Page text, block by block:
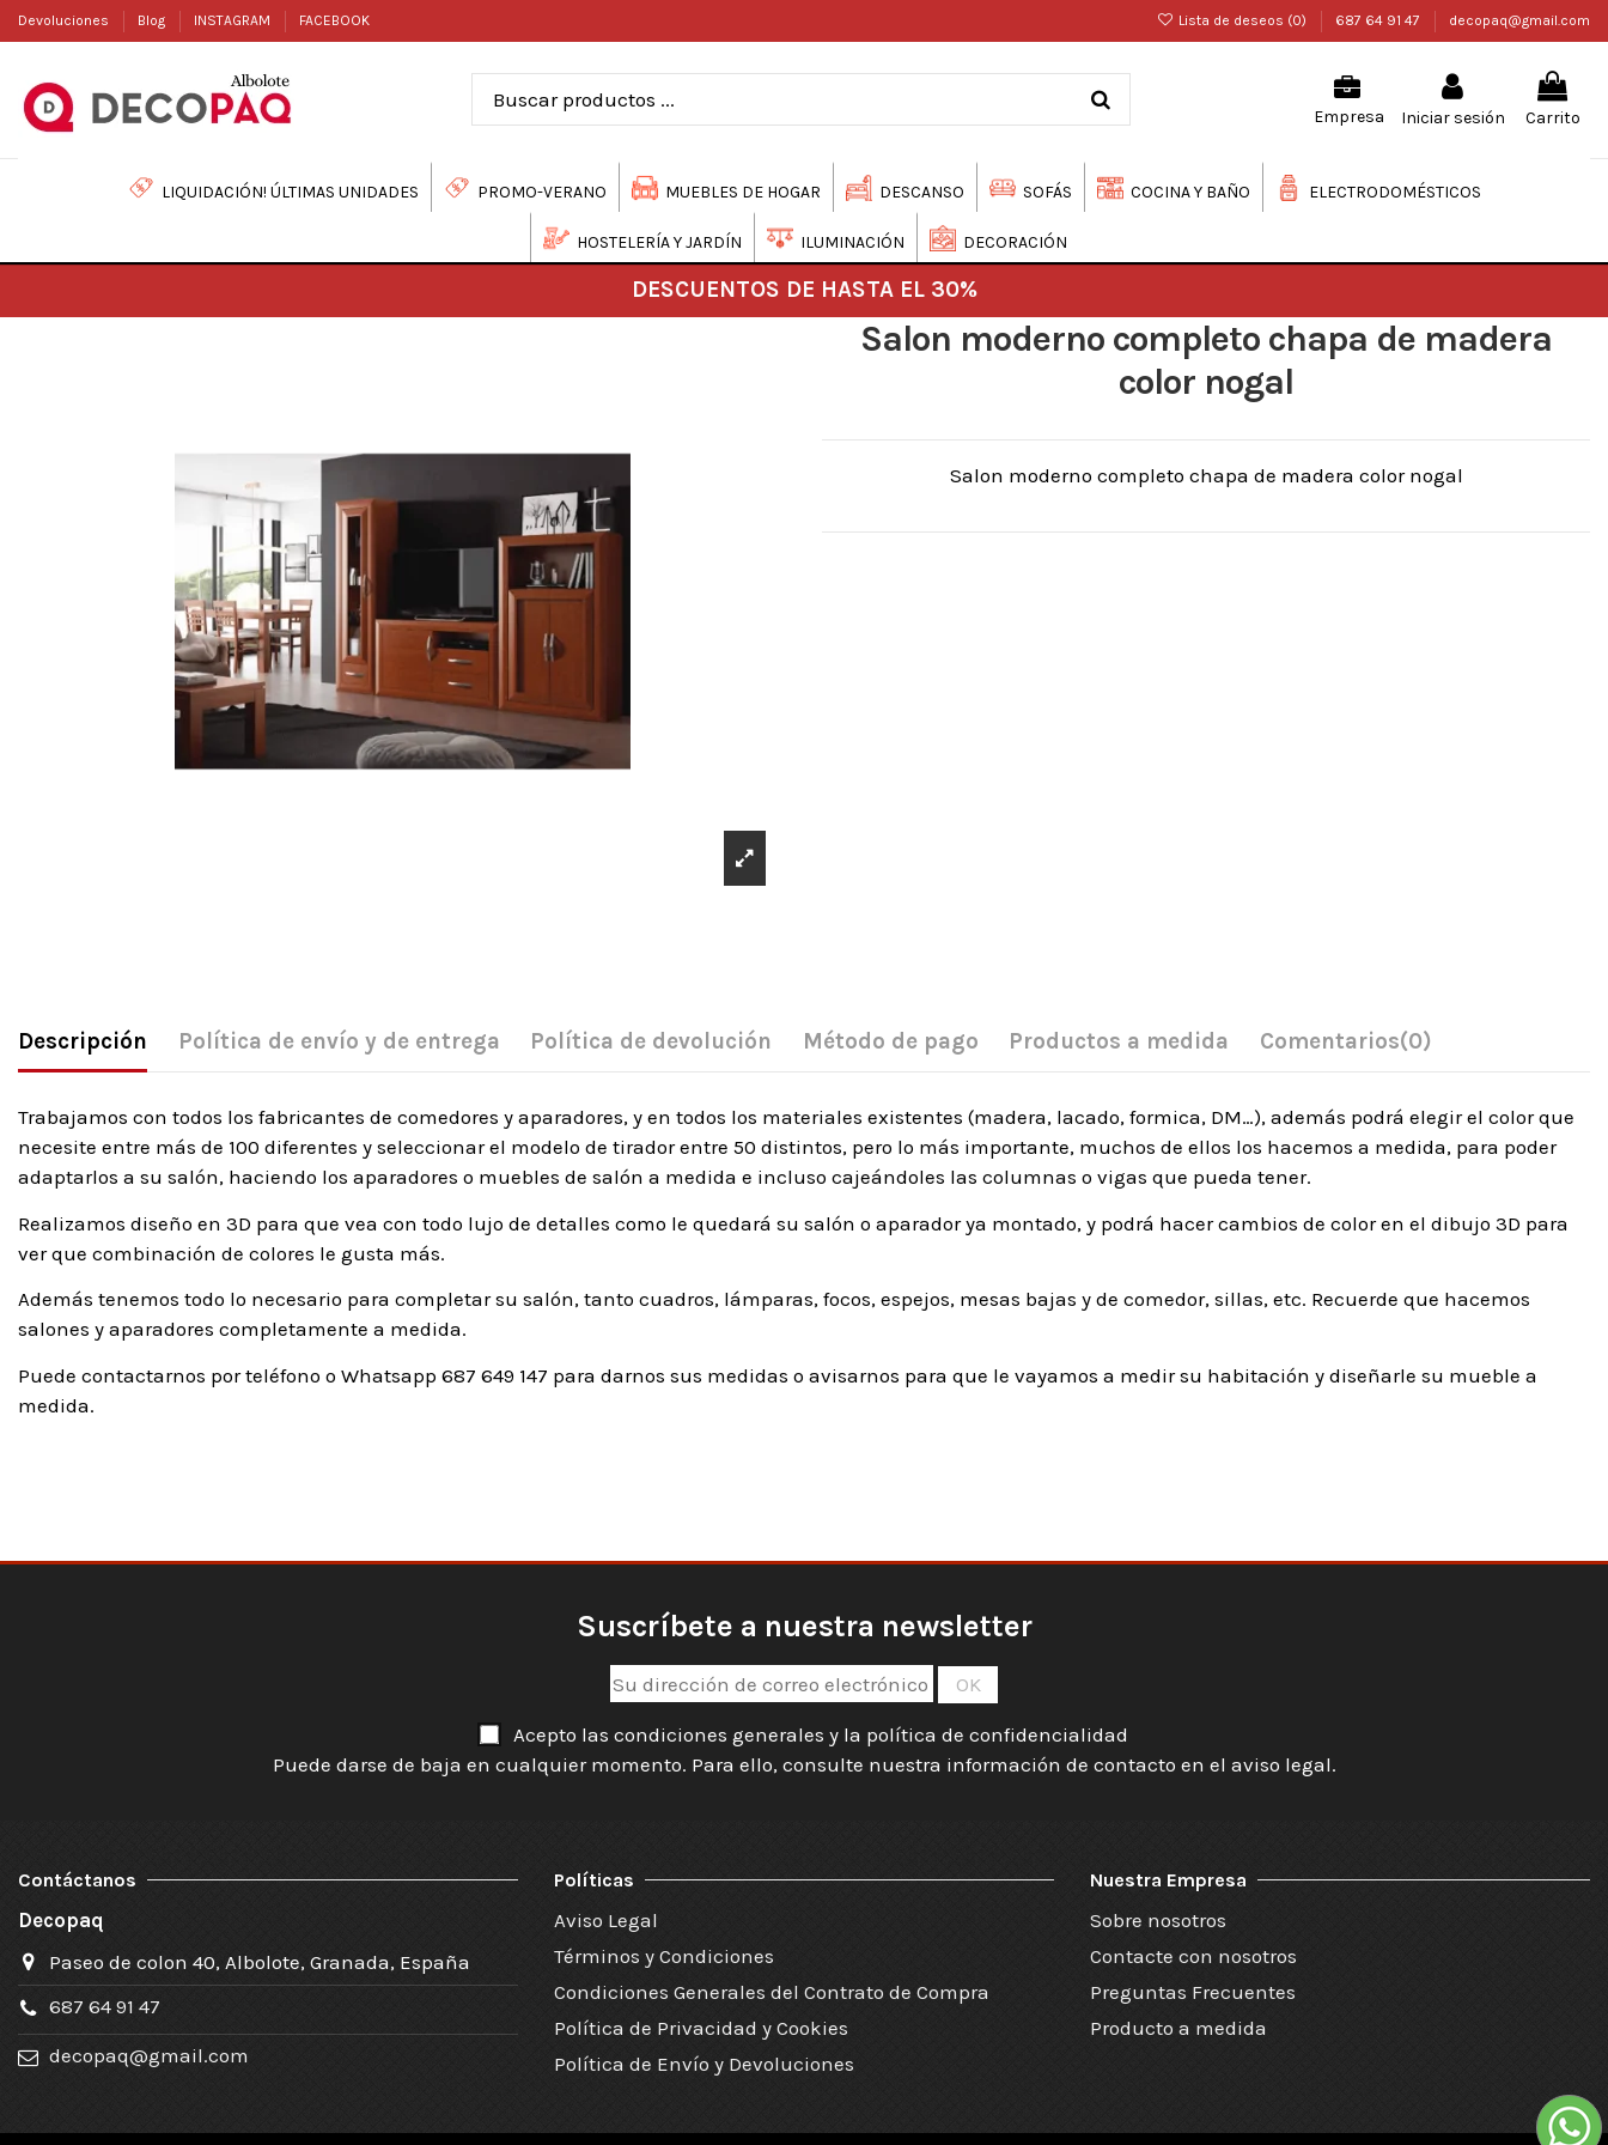
Devoluciones Blog INSTAGRAM FACEBOOK Lista de deseos (0) 687 64 91 47 decopaq@gmail.com
Empresa Iniciar sesión Carrito
LIQUIDACIÓN! ÚLTIMAS UNIDADES PROMO-VERANO MUEBLES DE HOGAR DESCANSO SOFÁS COCINA Y BAÑO ELECTRODOMÉSTICOS
HOSTELERÍA Y JARDÍN ILUMINACIÓN DECORACIÓN
DESCUENTOS DE HASTA EL 30%
Salon moderno completo chapa de madera
color nogal
Salon moderno completo chapa de madera color nogal
Descripción Política de envío y de entrega Política de devolución Método de pago Productos a medida Comentarios(0)
Trabajamos con todos los fabricantes de comedores y aparadores, y en todos los materiales existentes (madera, lacado, formica, DM…), además podrá elegir el color que
necesite entre más de 100 diferentes y seleccionar el modelo de tirador entre 50 distintos, pero lo más importante, muchos de ellos los hacemos a medida, para poder
adaptarlos a su salón, haciendo los aparadores o muebles de salón a medida e incluso cajeándoles las columnas o vigas que pueda tener.
Realizamos diseño en 3D para que vea con todo lujo de detalles como le quedará su salón o aparador ya montado, y podrá hacer cambios de color en el dibujo 3D para
ver que combinación de colores le gusta más.
Además tenemos todo lo necesario para completar su salón, tanto cuadros, lámparas, focos, espejos, mesas bajas y de comedor, sillas, etc. Recuerde que hacemos
salones y aparadores completamente a medida.
Puede contactarnos por teléfono o Whatsapp 687 649 147 para darnos sus medidas o avisarnos para que le vayamos a medir su habitación y diseñarle su mueble a
medida.
Suscríbete a nuestra newsletter
Acepto las condiciones generales y la política de confidencialidad
Puede darse de baja en cualquier momento. Para ello, consulte nuestra información de contacto en el aviso legal.
Contáctanos
Decopaq
Paseo de colon 40, Albolote, Granada, España
687 64 91 47
decopaq@gmail.com
Políticas
Aviso Legal
Términos y Condiciones
Condiciones Generales del Contrato de Compra
Política de Privacidad y Cookies
Política de Envío y Devoluciones
Nuestra Empresa
Sobre nosotros
Contacte con nosotros
Preguntas Frecuentes
Producto a medida